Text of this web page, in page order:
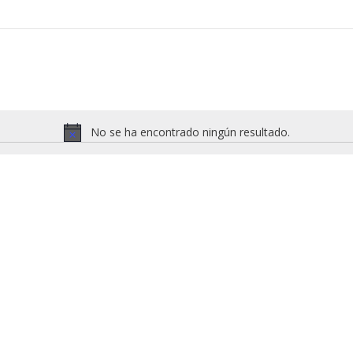
Aviso
No se ha encontrado ningún resultado.